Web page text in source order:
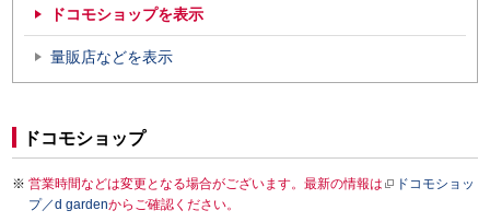
ドコモショップを表示
量販店などを表示
ドコモショップ
営業時間などは変更となる場合がございます。最新の情報は
ドコモショッ
プ／d gardenからご確認ください。